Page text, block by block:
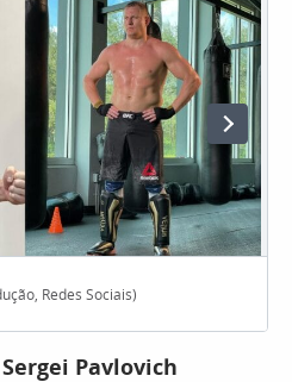
Redes Sociais)
Sergei Pavlovich